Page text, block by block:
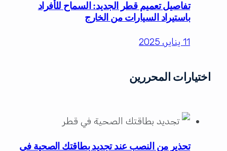
تفاصيل تعميم قطر الجديد: السماح للأفراد
باستيراد السيارات من الخارج
11 يناير، 2025
اختيارات المحررين
تحذير من النصب عند تجديد بطاقتك الصحية في